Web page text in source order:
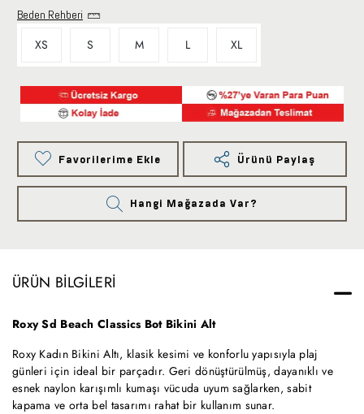
Beden Rehberi
XS S M L XL
Favorilerime Ekle Ürünü Paylaş
Hangi Mağazada Var?
ÜRÜN BILGILERI
Roxy Sd Beach Classics Bot Bikini Alt
Roxy Kadın Bikini Altı, klasik kesimi ve konforlu yapısıyla plaj
günleri için ideal bir parçadır. Geri dönüştürülmüş, dayanıklı ve
esnek naylon karışımlı kumaşı vücuda uyum sağlarken, sabit
kapama ve orta bel tasarımı rahat bir kullanım sunar.